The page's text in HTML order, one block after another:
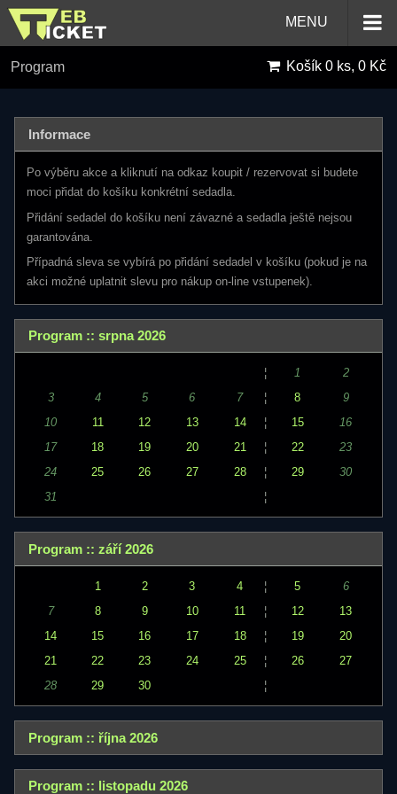
MENU
Program Košík 0 ks, 0 Kč
Informace
Po výběru akce a kliknutí na odkaz koupit / rezervovat si budete
moci přidat do košíku konkrétní sedadla.
Přidání sedadel do košíku není závazné a sedadla ještě nejsou
garantována.
Případná sleva se vybírá po přidání sedadel v košíku (pokud je na
akci možné uplatnit slevu pro nákup on-line vstupenek).
Program :: srpna 2026
¦ 1
2
3
4 5 6 7 ¦ 8
9
10
11 12 13 14 ¦ 15
16
17
18 19 20 21 ¦ 22
23
24
25 26 27 28 ¦ 29
30
31
¦
Program :: září 2026
1 2 3 4 ¦ 5
6
7
8 9 10 11 ¦ 12
13
14
15 16 17 18 ¦ 19
20
21
22 23 24 25 ¦ 26
27
28
29 30 ¦
Program :: října 2026
Program :: listopadu 2026